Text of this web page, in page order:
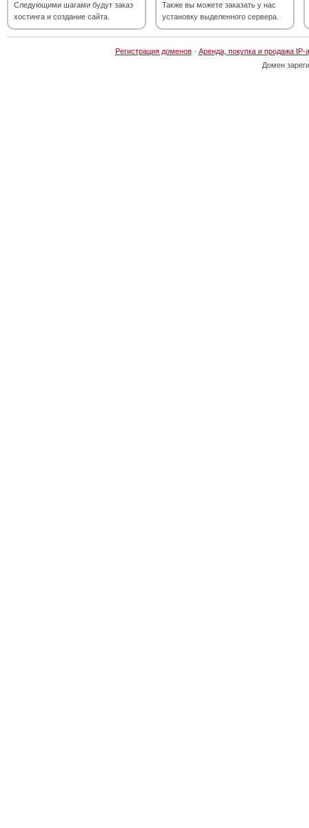
Следующими шагами будут заказ
хостинга и создание сайта.
Также вы можете заказать у нас
установку выделенного сервера.
Регистрация доменов· Аренда, покупка и продажа IP-
Домен